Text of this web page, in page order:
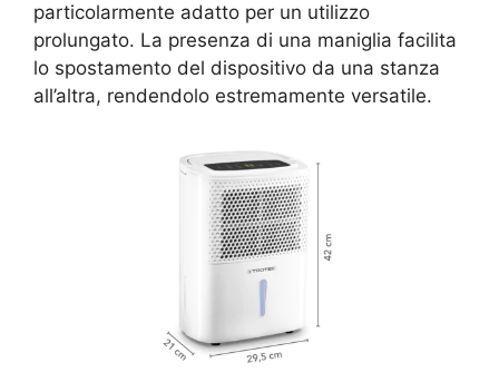
particolarmente adatto per un utilizzo
prolungato. La presenza di una maniglia facilita
lo spostamento del dispositivo da una stanza
all’altra, rendendolo estremamente versatile.